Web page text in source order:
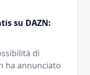
su DAZN:
di
ha annunciato